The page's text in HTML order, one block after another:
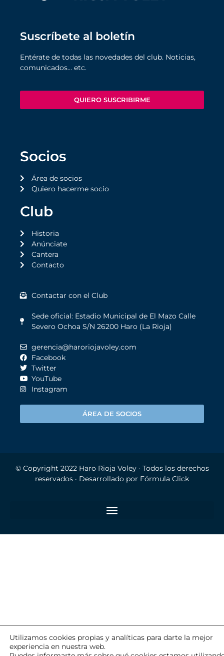
Suscríbete al boletín
Entérate de todas las novedades del club. Noticias,
comunicados… etc.
QUIERO SUSCRIBIRME
Socios
Área de socios
Quiero hacerme socio
Club
Historia
Anúnciate
Cantera
Contacto
Contactar con el Club
Sede oficial: Estadio Municipal de El Mazo Calle
Severo Ochoa S/N 26200 Haro (La Rioja)
gerencia@haroriojavoley.com
Facebook
Twitter
YouTube
Instagram
ÁREA DE SOCIOS
© Copyright 2022 Haro Rioja Voley· Todos los derechos
reservados · Desarrollado por Fórmula Click
Utilizamos cookies propias y analíticas para darte la mejor
experiencia en nuestra web.